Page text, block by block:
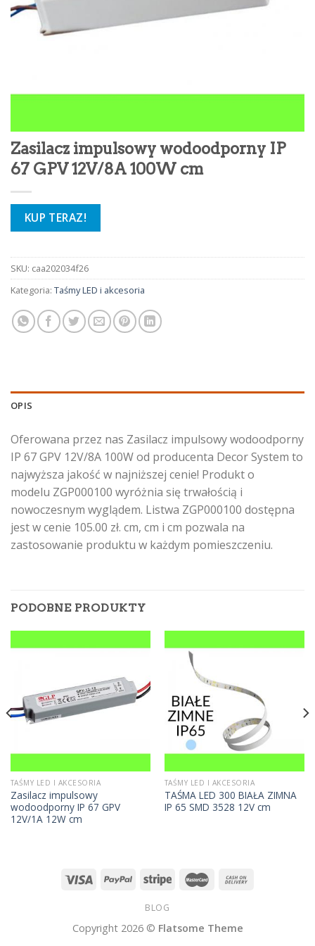
Zasilacz impulsowy wodoodporny IP
67 GPV 12V/8A 100W cm
KUP TERAZ!
SKU: caa202034f26
Kategoria: Taśmy LED i akcesoria
OPIS
Oferowana przez nas Zasilacz impulsowy wodoodporny
IP 67 GPV 12V/8A 100W od producenta Decor System to
najwyższa jakość w najniższej cenie! Produkt o
modelu ZGP000100 wyróżnia się trwałością i
nowoczesnym wyglądem. Listwa ZGP000100 dostępna
jest w cenie 105.00 zł. cm, cm i cm pozwala na
zastosowanie produktu w każdym pomieszczeniu.
PODOBNE PRODUKTY
TAŚMY LED I AKCESORIA
Zasilacz impulsowy
wodoodporny IP 67 GPV
12V/1A 12W cm
TAŚMY LED I AKCESORIA
TAŚMA LED 300 BIAŁA ZIMNA
IP 65 SMD 3528 12V cm
BLOG
Copyright 2026 © Flatsome Theme